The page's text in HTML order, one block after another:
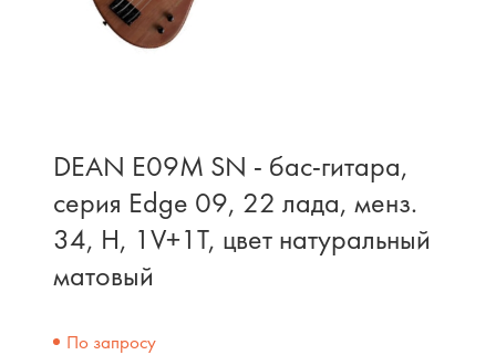
DEAN E09M SN - бас-гитара,
серия Edge 09, 22 лада, менз.
34, H, 1V+1T, цвет натуральный
матовый
По запросу